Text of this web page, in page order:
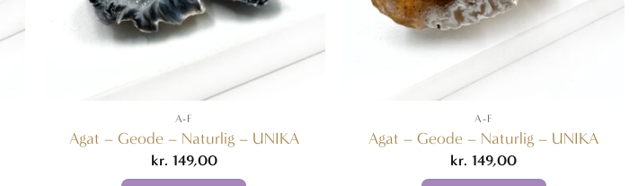
A-F
Agat – Geode – Naturlig – UNIKA
kr. 149,00
A-F
Agat – Geode – Naturlig – UNIKA
kr. 149,00